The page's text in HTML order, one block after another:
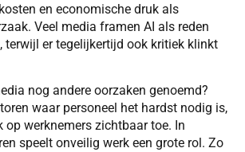
en economische druk als
Veel media framen AI als reden
terwijl er tegelijkertijd ook kritiek klinkt
nog andere oorzaken genoemd?
waar personeel het hardst nodig is,
op werknemers zichtbaar toe. In
speelt onveilig werk een grote rol. Zo